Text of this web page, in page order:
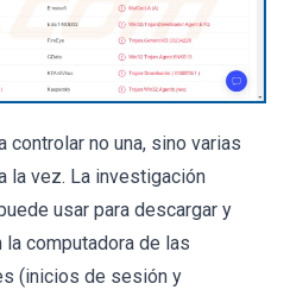
controlar no una, sino varias
la vez. La investigación
usar para descargar y
computadora de las
(inicios de sesión y